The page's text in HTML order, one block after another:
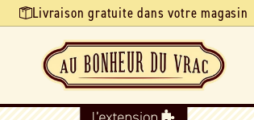
Livraison gratuite dans votre magasin